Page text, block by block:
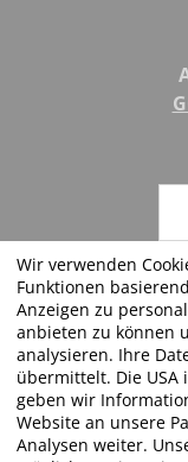
Wir verwenden
Funktionen
Anzeigen zu
anbieten zu können
analysieren. Ihre
übermittelt. Die
geben wir
Website an unsere
Analysen weiter.